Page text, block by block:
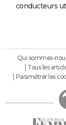
conducteurs
Qui sommes-
Tous les
Paramétrer les